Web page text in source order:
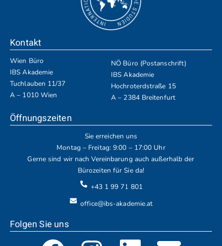
Kontakt
Wien Büro
IBS Akademie
Tuchlauben 11/37
A – 1010 Wien
NÖ Büro (Postanschrift)
IBS Akademie
Hochroterdstraße 15
A – 2384 Breitenfurt
Öffnungszeiten
Sie erreichen uns
Montag – Freitag: 9:00 – 17:00 Uhr
Gerne sind wir nach Vereinbarung auch außerhalb der
Bürozeiten für Sie da!
+43 1 99 71 801
office@ibs-akademie.at
Folgen Sie uns